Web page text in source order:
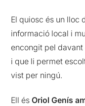
El quiosc és un lloc
informació local i
encongit pel davant
i que li permet
vist per ningú.
Ell ésOriol Genís